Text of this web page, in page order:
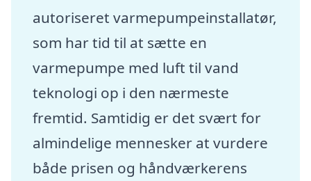
autoriseret varmepumpeinstallatør,
som har tid til at sætte en
varmepumpe med luft til vand
teknologi op i den nærmeste
fremtid. Samtidig er det svært for
almindelige mennesker at vurdere
både prisen og håndværkerens